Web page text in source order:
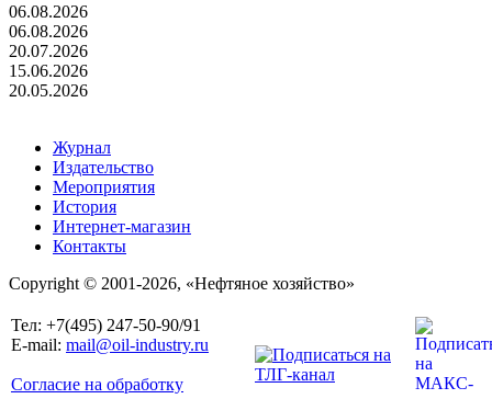
06.08.2026
06.08.2026
20.07.2026
15.06.2026
20.05.2026
Журнал
Издательство
Мероприятия
История
Интернет-магазин
Контакты
Copyright © 2001-2026, «Нефтяное хозяйство»
Тел: +7(495) 247-50-90/91
E-mail: mail@oil-industry.ru
Согласие на обработку